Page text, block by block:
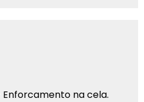
Enforcamento na cela.